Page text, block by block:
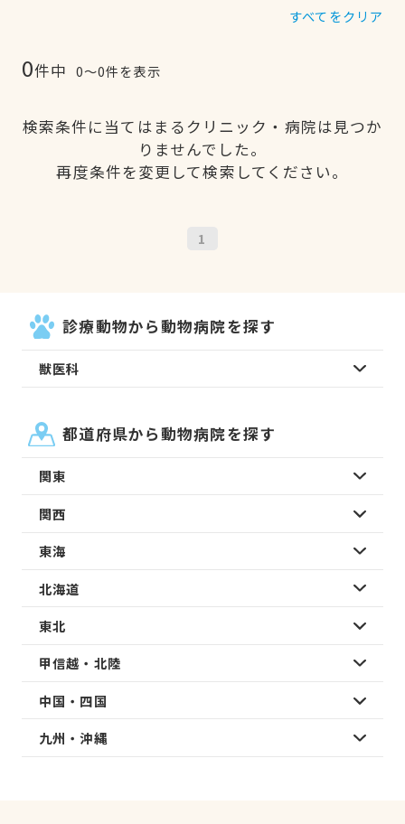
すべてをクリア
0件中 0〜0件を表示
検索条件に当てはまるクリニック・病院は見つか
りませんでした。
再度条件を変更して検索してください。
1
診療動物から動物病院を探す
獣医科
都道府県から動物病院を探す
関東
関西
東海
北海道
東北
甲信越・北陸
中国・四国
九州・沖縄